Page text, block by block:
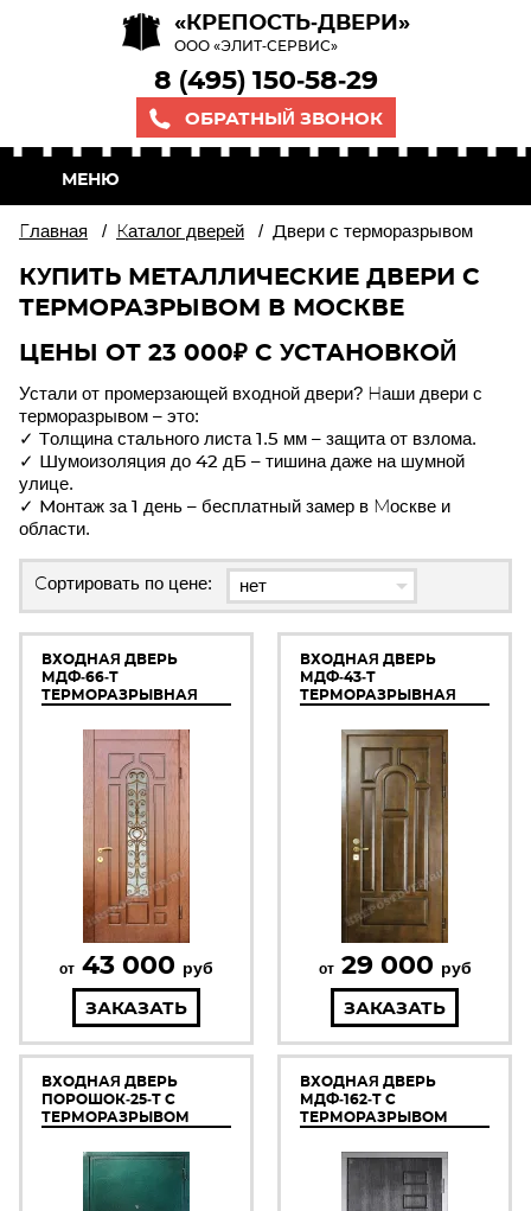
«КРЕПОСТЬ-ДВЕРИ»
ООО «ЭЛИТ-СЕРВИС»
8 (495) 150-58-29
ОБРАТНЫЙ ЗВОНОК
МЕНЮ
Главная / Каталог дверей / Двери с терморазрывом
КУПИТЬ МЕТАЛЛИЧЕСКИЕ ДВЕРИ С
ТЕРМОРАЗРЫВОМ В МОСКВЕ
ЦЕНЫ ОТ 23 000₽ С УСТАНОВКОЙ
Устали от промерзающей входной двери? Наши двери с
терморазрывом – это:
✓ Толщина стального листа 1.5 мм – защита от взлома.
✓ Шумоизоляция до 42 дБ – тишина даже на шумной
улице.
✓ Монтаж за 1 день – бесплатный замер в Москве и
области.
Сортировать по цене:
ВХОДНАЯ ДВЕРЬ
МДФ-66-Т
ТЕРМОРАЗРЫВНАЯ
от 43 000 руб
ЗАКАЗАТЬ
ВХОДНАЯ ДВЕРЬ
МДФ-43-Т
ТЕРМОРАЗРЫВНАЯ
от 29 000 руб
ЗАКАЗАТЬ
ВХОДНАЯ ДВЕРЬ
ПОРОШОК-25-Т С
ТЕРМОРАЗРЫВОМ
ВХОДНАЯ ДВЕРЬ
МДФ-162-Т С
ТЕРМОРАЗРЫВОМ